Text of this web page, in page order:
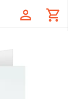
profile shopping_cart